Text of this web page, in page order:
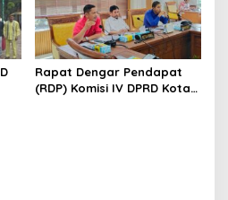
Rapat Dengar Pendapat
(RDP) Komisi IV DPRD Kota